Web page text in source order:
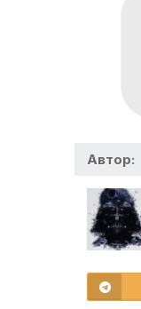
Автор: